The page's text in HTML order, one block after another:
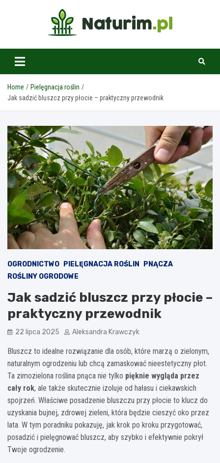
www.naturim.pl
Home
Pielęgnacja roślin
Jak sadzić bluszcz przy płocie – praktyczny przewodnik
OGRODNICTWO PIELĘGNACJA ROŚLIN
PNĄCZA
ROŚLINY OGRODOWE
Jak sadzić bluszcz przy płocie –
praktyczny przewodnik
22 lipca 2025 Aleksandra Krawczyk
Bluszcz to idealne rozwiązanie dla osób, które marzą o zielonym,
naturalnym ogrodzeniu lub chcą zamaskować nieestetyczny płot.
Ta zimozielona roślina pnąca nie tylko pięknie wygląda przez
cały rok, ale także skutecznie izoluje od hałasu i ciekawskich
spojrzeń. Właściwe posadzenie bluszczu przy płocie to klucz do
uzyskania bujnej, zdrowej zieleni, która będzie cieszyć oko przez
lata. W tym poradniku pokazuję, jak krok po kroku przygotować,
posadzić i pielęgnować bluszcz, aby szybko i efektywnie pokrył
Twoje ogrodzenie.